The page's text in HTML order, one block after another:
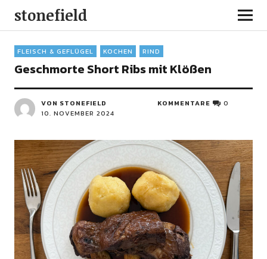
stonefield
FLEISCH & GEFLÜGEL KOCHEN RIND
Geschmorte Short Ribs mit Klößen
VON STONEFIELD
10. NOVEMBER 2024
KOMMENTARE 0